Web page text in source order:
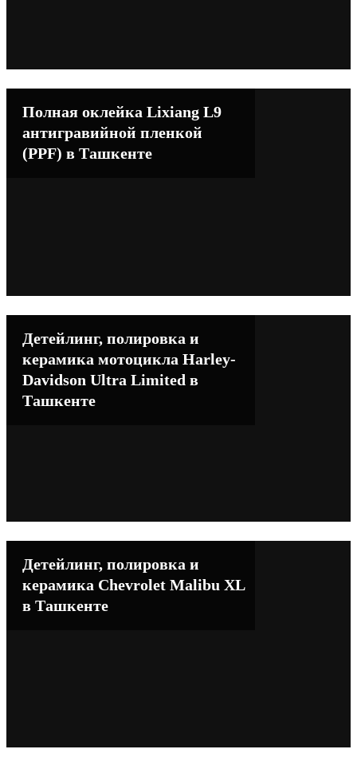
Полная оклейка Lixiang L9
антигравийной пленкой
(PPF) в Ташкенте
Детейлинг, полировка и
керамика мотоцикла Harley-
Davidson Ultra Limited в
Ташкенте
Детейлинг, полировка и
керамика Chevrolet Malibu XL
в Ташкенте